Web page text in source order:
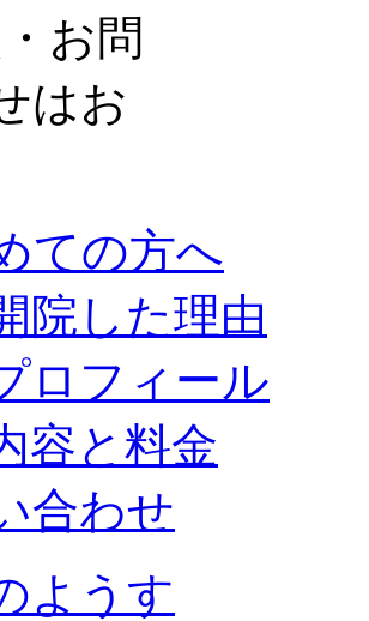
ての方へ
院した理由
ロフィール
容と料金
合わせ
ようす